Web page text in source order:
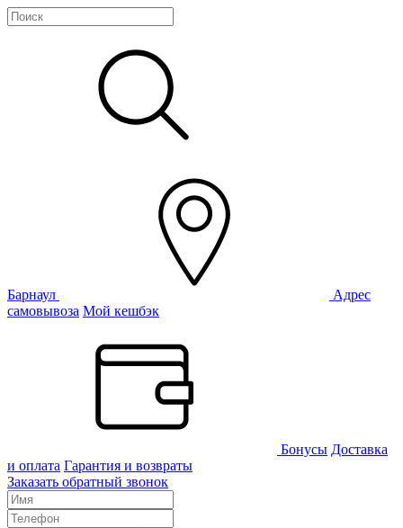
Барнаул
Адрес
самовывоза Мой кешбэк
Бонусы Доставка
и оплата Гарантия и возвраты
Заказать обратный звонок